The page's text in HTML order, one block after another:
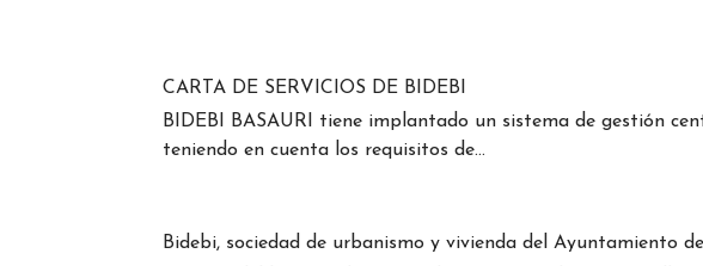
CARTA DE SERVICIOS DE BIDEBI
BIDEBI BASAURI tiene implantado un sistema de gestión
teniendo en cuenta los requisitos de…
Bidebi, sociedad de urbanismo y vivienda del Ayuntamiento